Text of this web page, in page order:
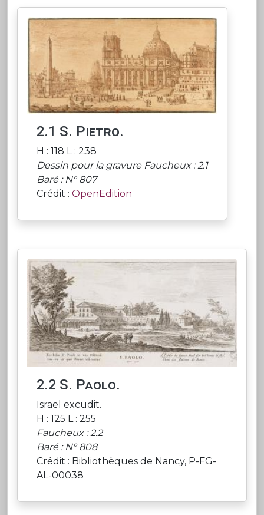
2.1 S. Pietro.
H : 118 L : 238
Dessin pour la gravure Faucheux : 2.1
Baré : N° 807
Crédit : OpenEdition
2.2 S. Paolo.
Israël excudit.
H : 125 L : 255
Faucheux : 2.2
Baré : N° 808
Crédit : Bibliothèques de Nancy, P-FG-
AL-00038